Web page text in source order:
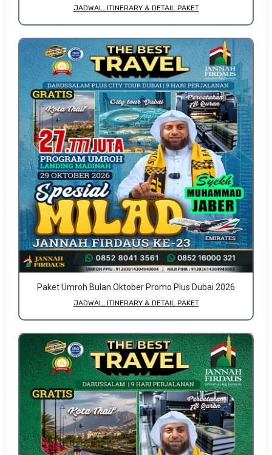
JADWAL, ITINERARY & DETAIL PAKET
Paket Umroh Bulan Oktober Promo Plus Dubai 2026
JADWAL, ITINERARY & DETAIL PAKET